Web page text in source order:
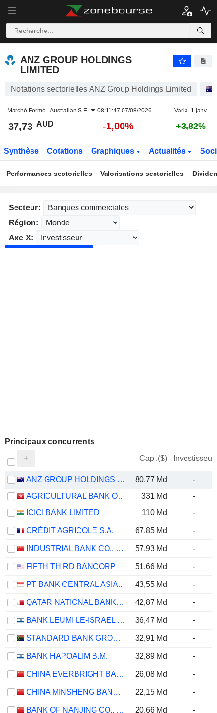
ANZ GROUP HOLDINGS
LIMITED
Notations sectorielles ANZ Group Holdings Limited
Marché Fermé -Australian S.E. 08:11:47 07/08/2026 Varia. 1 janv.
37,73 AUD -1,00% +3,82%
Synthèse Cotations Graphiques Actualités
Performances sectorielles Valorisations sectorielles
Secteur:
Région:
Axe X:
Principaux concurrents
Capi.($) Investisseur
ANZ GROUP HOLDINGS LIMITED 80,77 Md
-
AGRICULTURAL BANK OF CHINA LIMITED
331 Md
-
ICICI BANK LIMITED
110 Md -
CRÉDIT AGRICOLE S.A. 67,85 Md -
INDUSTRIAL BANK CO., LTD. 57,93 Md -
FIFTH THIRD BANCORP 51,66 Md -
PT BANK CENTRAL ASIA TBK 43,55 Md -
QATAR NATIONAL BANK (Q.P.S.C.) 42,87 Md -
BANK LEUMI LE-ISRAEL B.M. 36,47 Md -
STANDARD BANK GROUP LIMITED 32,91 Md -
BANK HAPOALIM B.M. 32,89 Md -
CHINA EVERBRIGHT BANK COMPANY LIMITED 26,08 Md -
CHINA MINSHENG BANKING CORP., LTD. 22,15 Md -
BANK OF NANJING CO., LTD. 20,66 Md -